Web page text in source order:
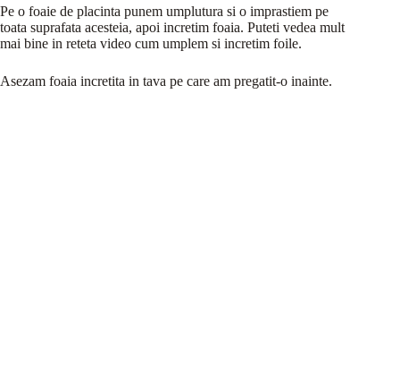
Pe o foaie de placinta punem umplutura si o imprastiem pe
toata suprafata acesteia, apoi incretim foaia. Puteti vedea mult
mai bine in reteta video cum umplem si incretim foile.
Asezam foaia incretita in tava pe care am pregatit-o inainte.